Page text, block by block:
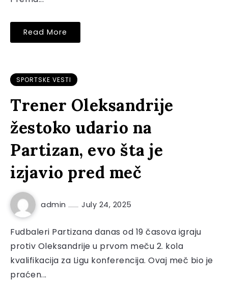
Read More
SPORTSKE VESTI
Trener Oleksandrije
žestoko udario na
Partizan, evo šta je
izjavio pred meč
admin July 24, 2025
Fudbaleri Partizana danas od 19 časova igraju
protiv Oleksandrije u prvom meču 2. kola
kvalifikacija za Ligu konferencija. Ovaj meč bio je
praćen...